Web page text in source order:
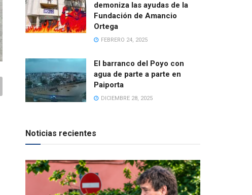
demoniza las ayudas de la
Fundación de Amancio
Ortega
FEBRERO 24, 2025
El barranco del Poyo con
agua de parte a parte en
Paiporta
DICIEMBRE 28, 2025
Noticias recientes